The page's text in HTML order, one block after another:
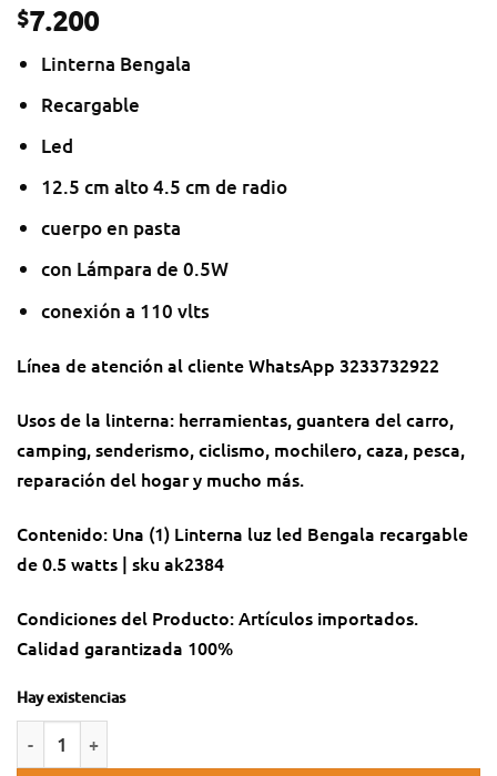
$7.200
Linterna Bengala
Recargable
Led
12.5 cm alto 4.5 cm de radio
cuerpo en pasta
con Lámpara de 0.5W
conexión a 110 vlts
Línea de atención al cliente WhatsApp 3233732922
Usos de la linterna: herramientas, guantera del carro,
camping, senderismo, ciclismo, mochilero, caza, pesca,
reparación del hogar y mucho más.
Contenido: Una (1) Linterna luz led Bengala recargable
de 0.5 watts | sku ak2384
Condiciones del Producto: Artículos importados.
Calidad garantizada 100%
Hay existencias